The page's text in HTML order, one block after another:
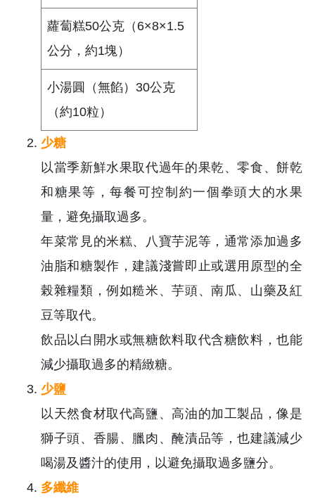
蘿蔔糕50公克（6×8×1.5
公分，約1塊）
小湯圓（無餡）30公克
（約10粒）
少糖
以當季新鮮水果取代過年的果乾、零食、餅乾
和糖果等，每餐可控制約一個拳頭大的水果
量，避免攝取過多。
年菜常見的米糕、八寶芋泥等，通常添加過多
油脂和糖製作，建議淺嘗即止或選用原型的全
榖雜糧類，例如糙米、芋頭、南瓜、山藥及紅
豆等取代。
飲品以白開水或無糖飲料取代含糖飲料，也能
減少攝取過多的精緻糖。
少鹽
以天然食材取代高鹽、高油的加工製品，像是
獅子頭、香腸、臘肉、醃漬品等，也建議減少
喝湯及醬汁的使用，以避免攝取過多鹽分。
多纖維